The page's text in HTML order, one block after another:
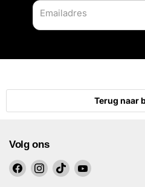
Emailadres
Terug naar
Volg ons
Vind
ons
Vind
ons
Vind
ons
Vind